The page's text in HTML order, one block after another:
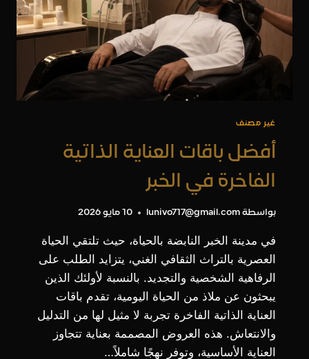
بالنفس
غير مصنف
أفضل باقات العناية الذاتية
الفاخرة في الخبر
بواسطة lunivo717@gmail.com 10 مايو 2026
في مدينة الخبر النابضة بالحياة، حيث تلتقي الحياة
العصرية بالتراث الثقافي الغني، يتزايد الطلب على
الرفاهية الشخصية والتجديد. بالنسبة لأولئك الذين
يبحثون عن ملاذ من الحياة اليومية، تقدم باقات
العناية الذاتية الفاخرة تجربة لا مثيل لها من التدليل
والانتعاش. هذه العروض المصممة بعناية تتجاوز
العناية الأساسية، وتوفر نهجًا شاملاً…